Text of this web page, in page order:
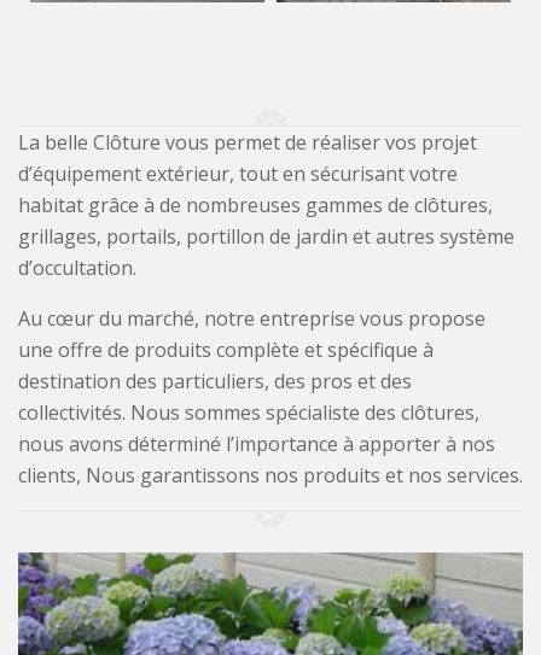
La belle Clôture vous permet de réaliser vos projet
d’équipement extérieur, tout en sécurisant votre
habitat grâce à de nombreuses gammes de clôtures,
grillages, portails, portillon de jardin et autres système
d’occultation.
Au cœur du marché, notre entreprise vous propose
une offre de produits complète et spécifique à
destination des particuliers, des pros et des
collectivités. Nous sommes spécialiste des clôtures,
nous avons déterminé l’importance à apporter à nos
clients, Nous garantissons nos produits et nos services.